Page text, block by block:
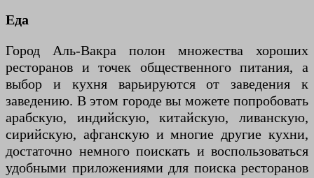
Еда
Город Аль-Вакра полон множества хороших
ресторанов и точек общественного питания, а
выбор и кухня варьируются от заведения к
заведению. В этом городе вы можете попробовать
арабскую, индийскую, китайскую, ливанскую,
сирийскую, афганскую и многие другие кухни,
достаточно немного поискать и воспользоваться
удобными приложениями для поиска ресторанов